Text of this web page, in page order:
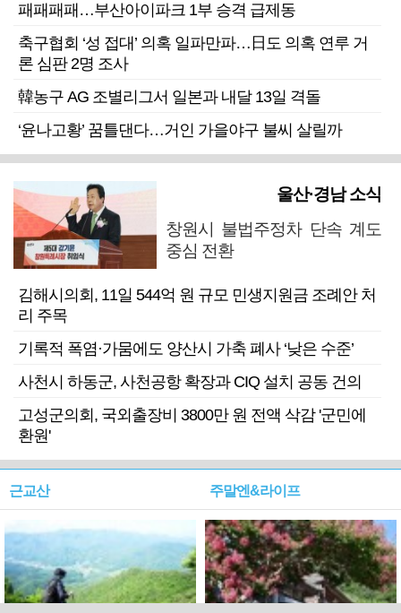
패패패패…부산아이파크 1부 승격 급제동
축구협회 ‘성 접대’ 의혹 일파만파…日도 의혹 연루 거
론 심판 2명 조사
韓농구 AG 조별리그서 일본과 내달 13일 격돌
‘윤나고황’ 꿈틀댄다…거인 가을야구 불씨 살릴까
울산·경남 소식
창원시 불법주정차 단속 계도
중심 전환
김해시의회, 11일 544억 원 규모 민생지원금 조례안 처
리 주목
기록적 폭염·가뭄에도 양산시 가축 폐사 ‘낮은 수준’
사천시 하동군, 사천공항 확장과 CIQ 설치 공동 건의
고성군의회, 국외출장비 3800만 원 전액 삭감 '군민에
환원'
근교산 주말엔&라이프